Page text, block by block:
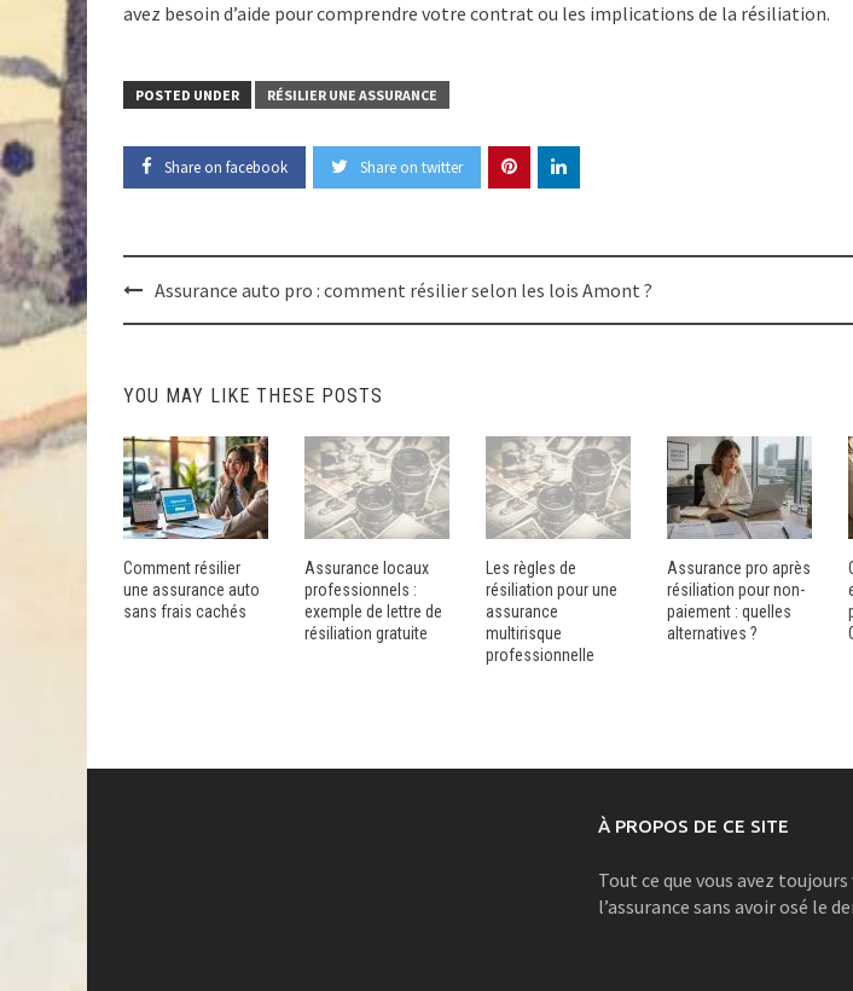
avez besoin d’aide pour comprendre votre contrat ou les implications de la résiliation.
POSTED UNDER RÉSILIER UNE ASSURANCE
Share on facebook Share on twitter
Post
navigation
Assurance auto pro : comment résilier selon les lois Amont ?
YOU MAY LIKE THESE POSTS
Comment résilier
une assurance auto
sans frais cachés
Assurance locaux
professionnels :
exemple de lettre de
résiliation gratuite
Les règles de
résiliation pour une
assurance
multirisque
professionnelle
Assurance pro après
résiliation pour non-
paiement : quelles
alternatives ?
À PROPOS DE CE SITE
Tout ce que vous avez
l’assurance sans avoir osé le